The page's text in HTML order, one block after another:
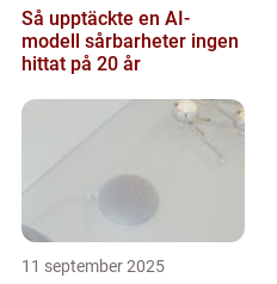
Så upptäckte en AI-
modell sårbarheter ingen
hittat på 20 år
11 september 2025